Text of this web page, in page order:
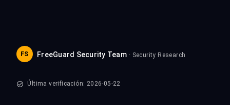
FS FreeGuard Security Team · Security Research
Última verificación: 2026-05-22